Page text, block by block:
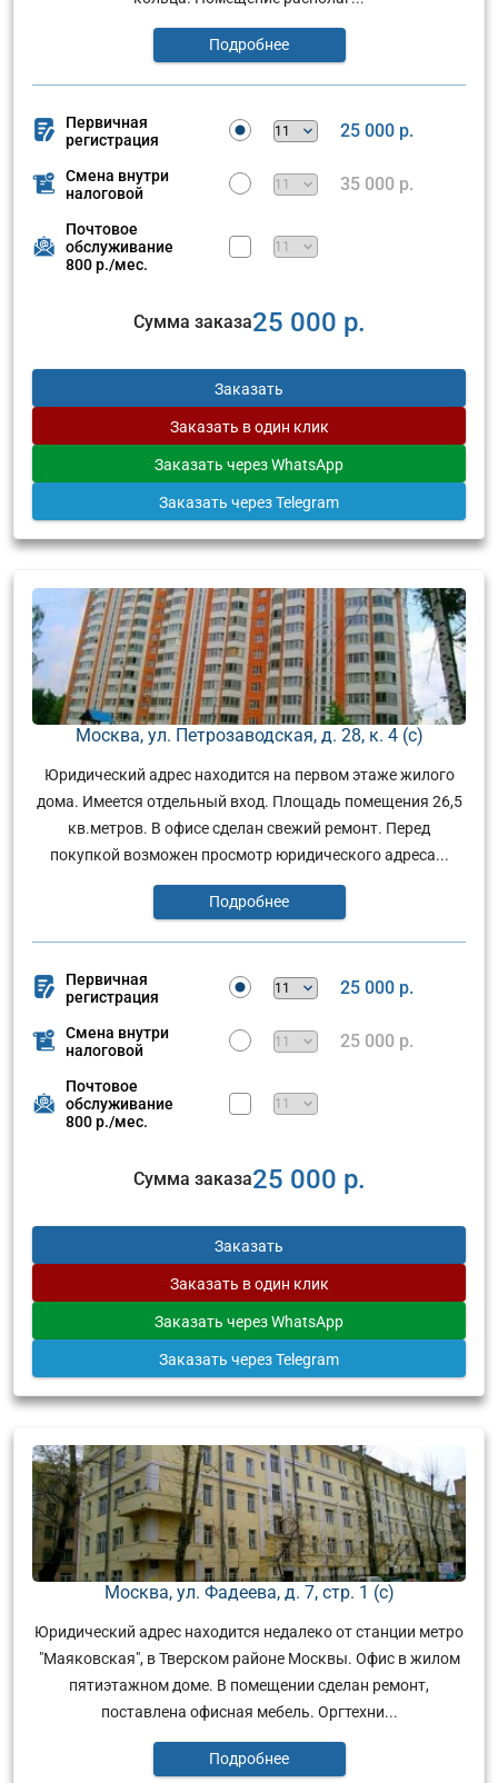
Подробнее
Первичная
регистрация
25 000 р.
Смена внутри
налоговой
35 000 р.
Почтовое
обслуживание
800 р./мес.
Сумма заказа25 000 р.
Заказать
Заказать в один клик
Заказать через WhatsApp
Заказать через Telegram
Москва, ул. Петрозаводская, д. 28, к. 4 (с)
Юридический адрес находится на первом этаже жилого
дома. Имеется отдельный вход. Площадь помещения 26,5
кв.метров. В офисе сделан свежий ремонт. Перед
покупкой возможен просмотр юридического адреса...
Подробнее
Первичная
регистрация
25 000 р.
Смена внутри
налоговой
25 000 р.
Почтовое
обслуживание
800 р./мес.
Сумма заказа25 000 р.
Заказать
Заказать в один клик
Заказать через WhatsApp
Заказать через Telegram
Москва, ул. Фадеева, д. 7, стр. 1 (с)
Юридический адрес находится недалеко от станции метро
"Маяковская", в Тверском районе Москвы. Офис в жилом
пятиэтажном доме. В помещении сделан ремонт,
поставлена офисная мебель. Оргтехни...
Подробнее